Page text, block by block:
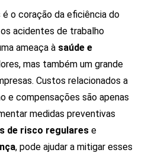
o coração da eficiência do
acidentes de trabalho
ameaça à saúde e
mas também um grande
Custos relacionados a
e compensações são apenas
medidas preventivas
de risco regulares e
, pode ajudar a mitigar esses